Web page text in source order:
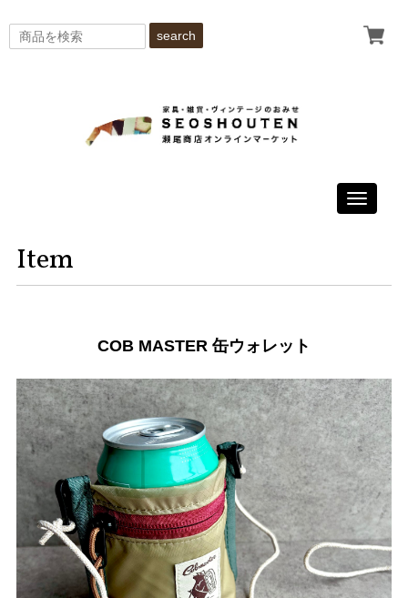
search
Toggle
Item
COB MASTER 缶ウォレット